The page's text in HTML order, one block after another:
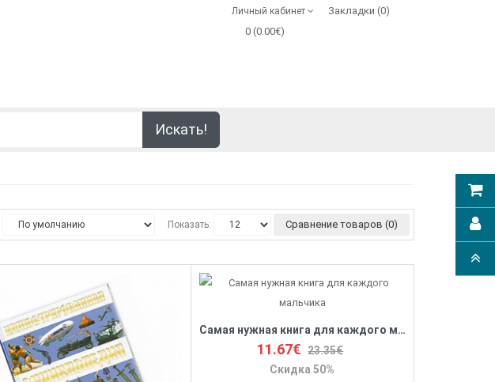
Личный кабинет Закладки (0)
0 (0.00€)
Искать!
Показать: Сравнение товаров (0)
Самая нужная книга для каждого мальчика
11.67€ 23.35€
Скидка 50%